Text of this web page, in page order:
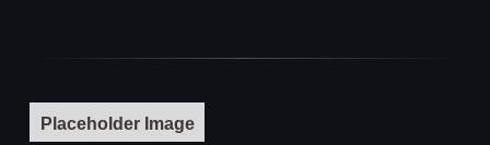
Placeholder Image